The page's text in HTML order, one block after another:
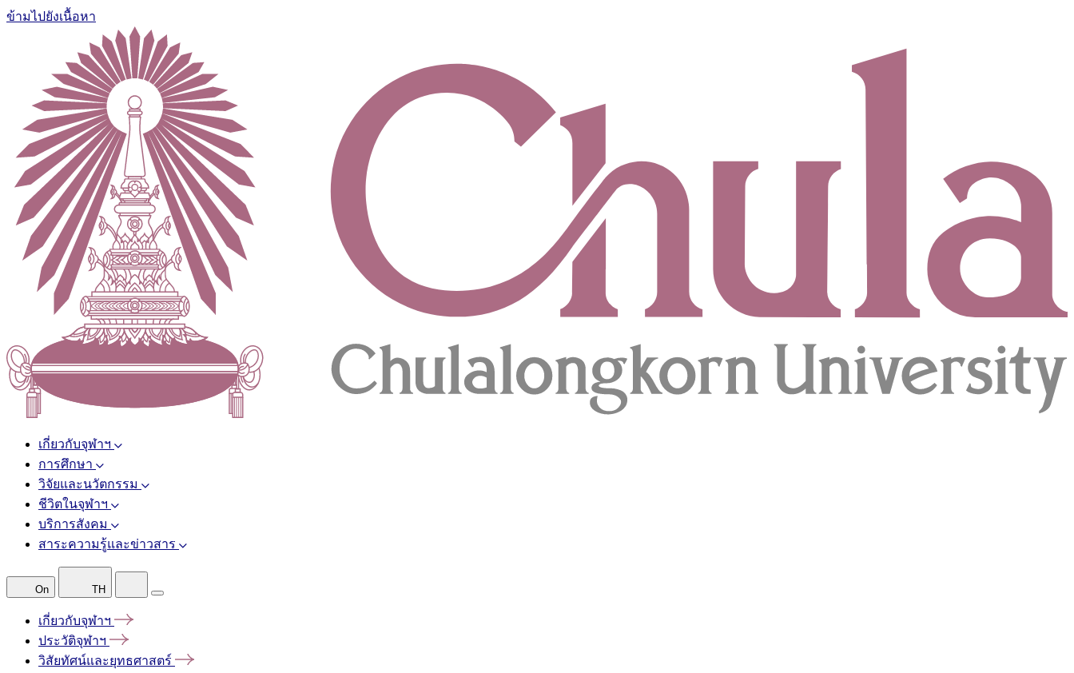
ข้ามไปยังเนื้อหา
เกี่ยวกับจุฬาฯ
การศึกษา
วิจัยและนวัตกรรม
ชีวิตในจุฬาฯ
บริการสังคม
สาระความรู้และข่าวสาร
On TH
เกี่ยวกับจุฬาฯ
ประวัติจุฬาฯ
วิสัยทัศน์และยุทธศาสตร์